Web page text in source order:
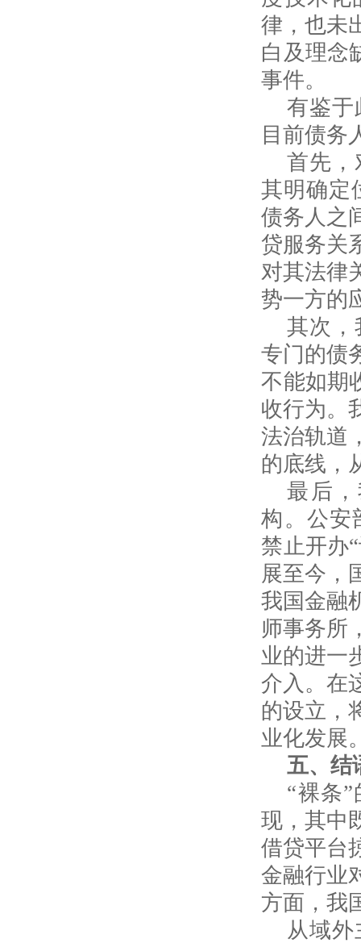
律，也未
白及理念
事件。
有鉴于
目前债务
首先，
其明确定
债务人之
贷服务关
对其法律
势一方的
其次，
专门的债
不能如期
收行为。
法治轨道
的底线，
最后
构。公安
禁止开办
展至今，
我国金融
师事务所
业的进一
介入。在
的设立，
业化发展
五、结
“裸条
现，其中
借贷平台
金融行业
方面，我
从域